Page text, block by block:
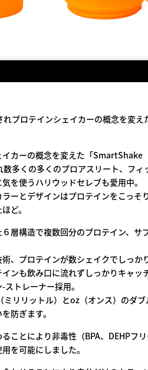
プロテインシェイカーの概念を変
カーの概念を変えた「SmartShake
多くの多くのプロアスリート、フ
を使うハリウッドセレブも愛用中。
ーとデザインはプロテインをこっそ
ど。
層構造で複数回分のプロテイン、サ
、プロテインが数シェイクでしっか
ンも飲み口に流れずしっかりキャッ
トレーナー採用。
リリットル）とoz（オンス）のダ
防ぎます。
ことにより非毒性（BPA、DEHPフ
を可能にしました。